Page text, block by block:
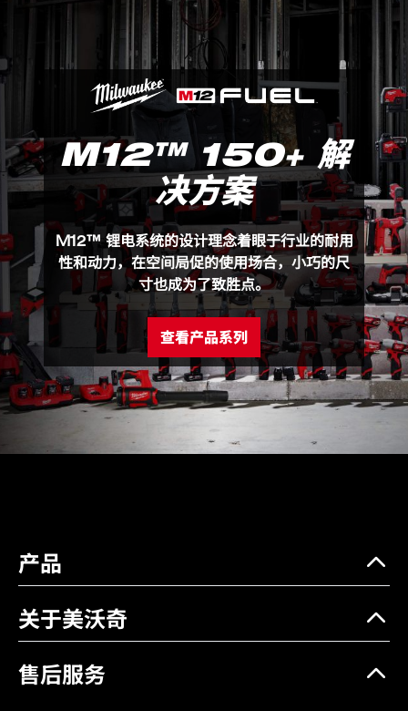
包装详情 M12 BRAID
M12 BRAID (1)
产品规格
电池类型
M12™ REDLITHIUM™-ION
红锂电池
电量显示 是
LED灯 是
0 - 2425
重量 (含电池) (kg)
重量 (含电池) (kg)
重量 (含电池) (kg)
M12™ 150+ 解
决方案
M12™ 锂电系统的设计理念着眼于行业的耐用
性和动力，在空间局促的使用场合，小巧的尺
寸也成为了致胜点。
查看产品系列
产品
关于美沃奇
售后服务